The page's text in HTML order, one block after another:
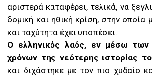
αριστερά καταφέρει, τελικά, να
δομική και ηθική κρίση, στην οποία
και ταχύτητα έχει υποπέσει.
Ο ελληνικός λαός, εν μέσω των
χρόνων της νεότερης ιστορίας
και διχάστηκε με τον πιο χυδαίο